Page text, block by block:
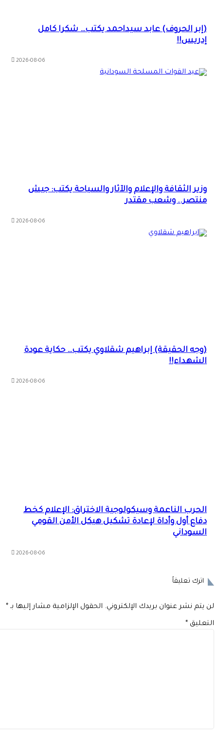
(إبر الحروف) عابد سيداحمد يكتب… شكرا كامل
إدريس!!
2026-08-06
وزير الثقافة والإعلام والآثار والسياحة يكتب: جيش
منتصر.. وشعب مقتدر
2026-08-06
(وجه الحقيقة) إبراهيم شقلاوي يكتب… حكاية عودة
الشهداء!!
2026-08-06
الحرب الناعمة وسيكولوجية الاختراق: الإعلام كخط
دفاع أول وأداة لإعادة تشكيل هيكل الأمن القومي
السوداني
2026-08-06
اترك تعليقاً
يتم نشر عنوان بريدك الإلكتروني. الحقول الإلزامية مشار إليها بـ*
*